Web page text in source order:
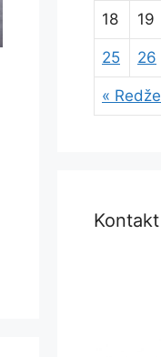
«
18 19
25 26
Kontakt